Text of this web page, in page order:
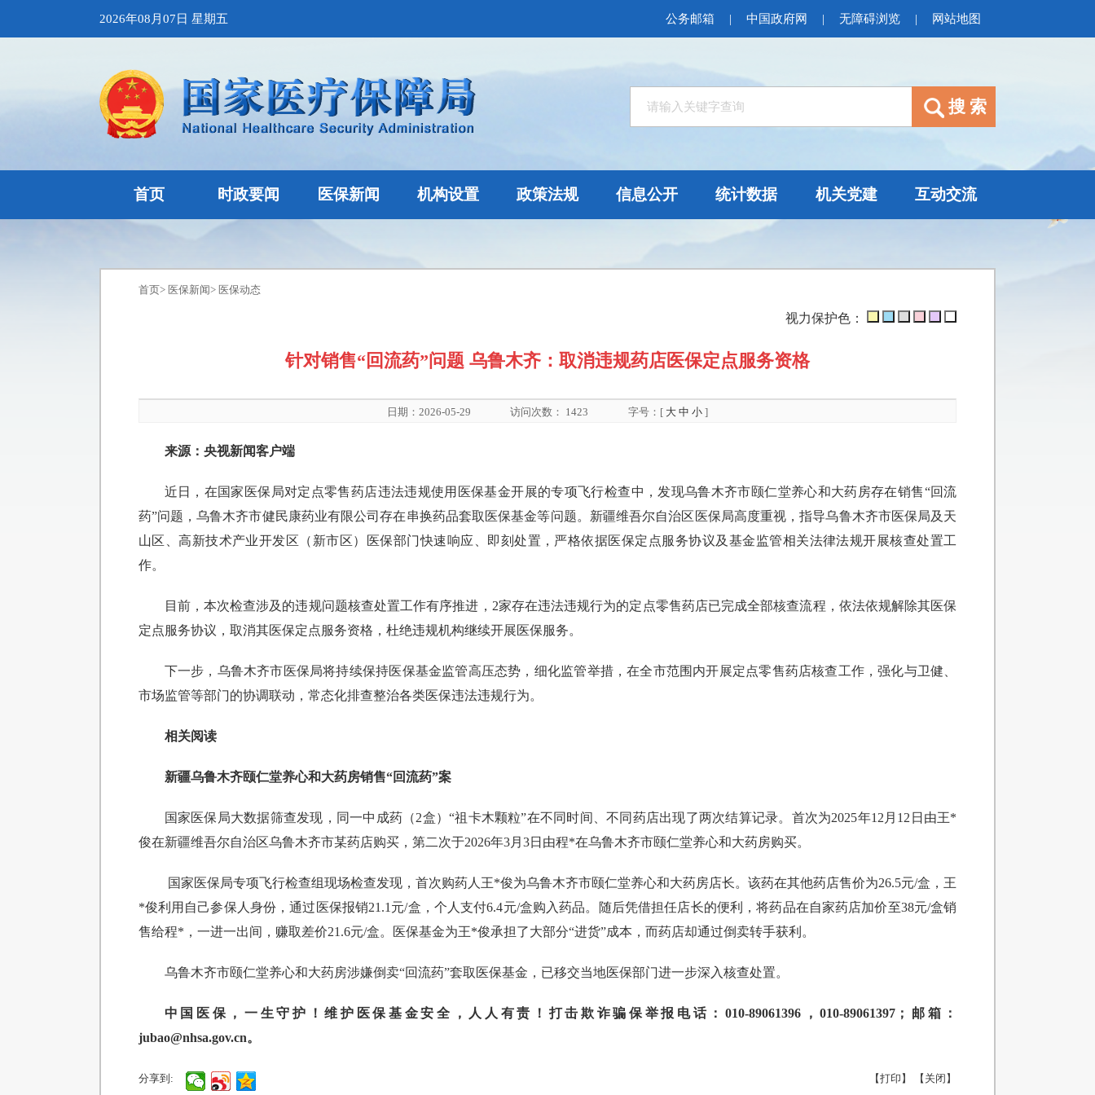
2026年08月07日 星期五 公务邮箱 | 中国政府网 | 无障碍浏览 | 网站地图
首页 时政要闻 医保新闻 机构设置 政策法规 信息公开 统计数据 机关党建 互动交流
首页> 医保新闻> 医保动态
视力保护色：
针对销售“回流药”问题 乌鲁木齐：取消违规药店医保定点服务资格
日期：2026-05-29 访问次数： 1423 字号：[ 大 中 小 ]
来源：央视新闻客户端
近日，在国家医保局对定点零售药店违法违规使用医保基金开展的专项飞行检查中，发现乌鲁木齐市颐仁堂养心和大药房存在销售“回流
药”问题，乌鲁木齐市健民康药业有限公司存在串换药品套取医保基金等问题。新疆维吾尔自治区医保局高度重视，指导乌鲁木齐市医保局及天
山区、高新技术产业开发区（新市区）医保部门快速响应、即刻处置，严格依据医保定点服务协议及基金监管相关法律法规开展核查处置工
作。
目前，本次检查涉及的违规问题核查处置工作有序推进，2家存在违法违规行为的定点零售药店已完成全部核查流程，依法依规解除其医保
定点服务协议，取消其医保定点服务资格，杜绝违规机构继续开展医保服务。
下一步，乌鲁木齐市医保局将持续保持医保基金监管高压态势，细化监管举措，在全市范围内开展定点零售药店核查工作，强化与卫健、
市场监管等部门的协调联动，常态化排查整治各类医保违法违规行为。
相关阅读
新疆乌鲁木齐颐仁堂养心和大药房销售“回流药”案
国家医保局大数据筛查发现，同一中成药（2盒）“祖卡木颗粒”在不同时间、不同药店出现了两次结算记录。首次为2025年12月12日由王*
俊在新疆维吾尔自治区乌鲁木齐市某药店购买，第二次于2026年3月3日由程*在乌鲁木齐市颐仁堂养心和大药房购买。
国家医保局专项飞行检查组现场检查发现，首次购药人王*俊为乌鲁木齐市颐仁堂养心和大药房店长。该药在其他药店售价为26.5元/盒，王
*俊利用自己参保人身份，通过医保报销21.1元/盒，个人支付6.4元/盒购入药品。随后凭借担任店长的便利，将药品在自家药店加价至38元/盒销
售给程*，一进一出间，赚取差价21.6元/盒。医保基金为王*俊承担了大部分“进货”成本，而药店却通过倒卖转手获利。
乌鲁木齐市颐仁堂养心和大药房涉嫌倒卖“回流药”套取医保基金，已移交当地医保部门进一步深入核查处置。
中国医保，一生守护！维护医保基金安全，人人有责！打击欺诈骗保举报电话：010-89061396，010-89061397；邮箱：
jubao@nhsa.gov.cn。
分享到: 【打印】 【关闭】